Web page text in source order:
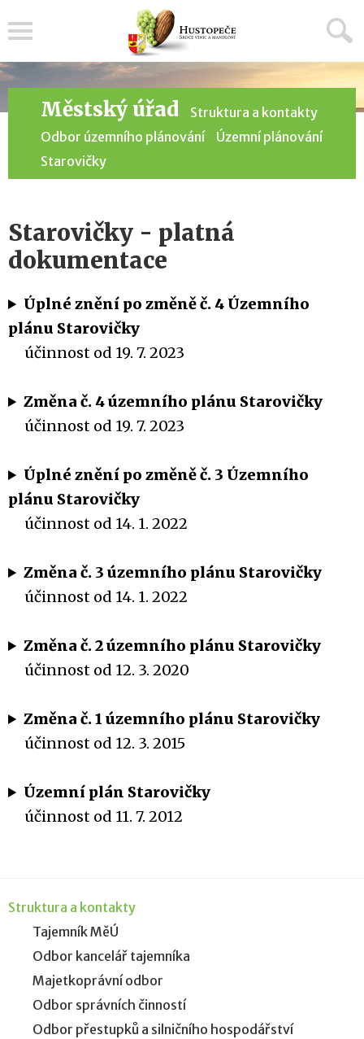
Městský úřad
Struktura a kontakty
Odbor územního plánování
Územní plánování
Starovičky
Starovičky - platná
dokumentace
Úplné znění po změně č. 4 Územního
plánu Starovičky
účinnost od 19. 7. 2023
Změna č. 4 územního plánu Starovičky
účinnost od 19. 7. 2023
Úplné znění po změně č. 3 Územního
plánu Starovičky
účinnost od 14. 1. 2022
Změna č. 3 územního plánu Starovičky
účinnost od 14. 1. 2022
Změna č. 2 územního plánu Starovičky
účinnost od 12. 3. 2020
Změna č. 1 územního plánu Starovičky
účinnost od 12. 3. 2015
Územní plán Starovičky
účinnost od 11. 7. 2012
Struktura a kontakty
Tajemník MěÚ
Odbor kancelář tajemníka
Majetkoprávní odbor
Odbor správních činností
Odbor přestupků a silničního hospodářství